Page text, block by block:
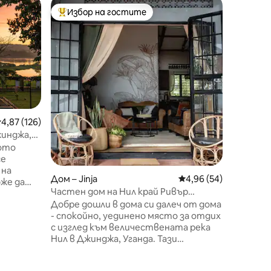
оценка: 4,87 от 5, 126 отзива
4,87 (126)
да
Най-популярен избор на гостите
Избор на гостите
Дом – Jinja Средна оценка:
4,96 (54)
Частен дом на Нил край Ривър
Хейвън
Добре дошли в дома си далеч от дома
- спокойно, уединено място за отдих
с изглед към величествената река
Нил в Джинджа, Уганда. Тази